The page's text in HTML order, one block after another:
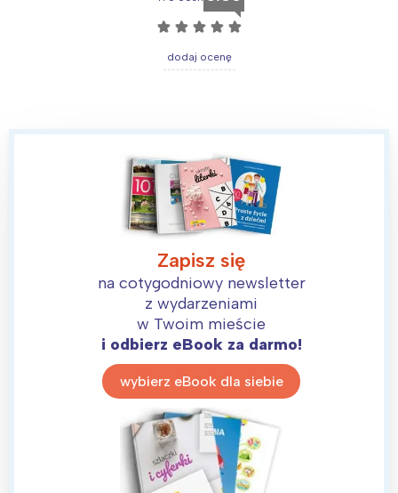
☆ ☆ ☆ ☆ ☆
dodaj ocenę
Zapisz się
na cotygodniowy newsletter
z wydarzeniami
w Twoim mieście
i odbierz eBook za darmo!
wybierz eBook dla siebie